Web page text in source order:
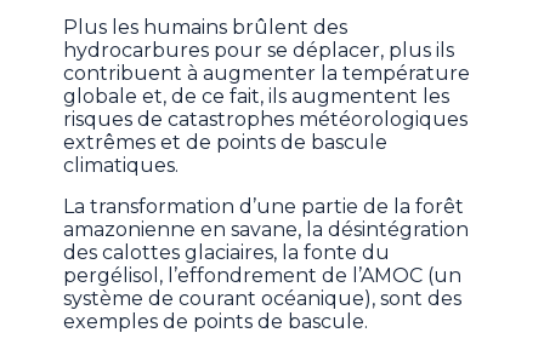
Plus les humains brûlent des
hydrocarbures pour se déplacer, plus ils
contribuent à augmenter la température
globale et, de ce fait, ils augmentent les
risques de catastrophes météorologiques
extrêmes et de points de bascule
climatiques.
La transformation d’une partie de la forêt
amazonienne en savane, la désintégration
des calottes glaciaires, la fonte du
pergélisol, l’effondrement de l’AMOC (un
système de courant océanique), sont des
exemples de points de bascule.